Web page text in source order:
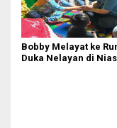
Bobby Melayat ke
Duka Nelayan di Nias